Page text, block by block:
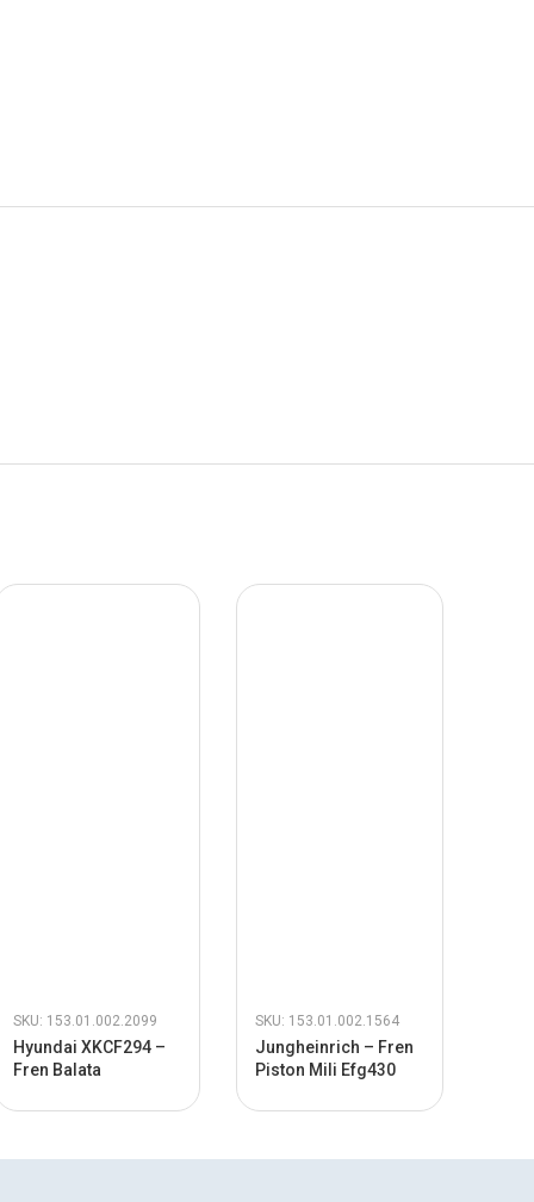
SKU: 153.01.002.2099
Hyundai XKCF294 –
Fren Balata
SKU: 153.01.002.1564
Jungheinrich – Fren
Piston Mili Efg430